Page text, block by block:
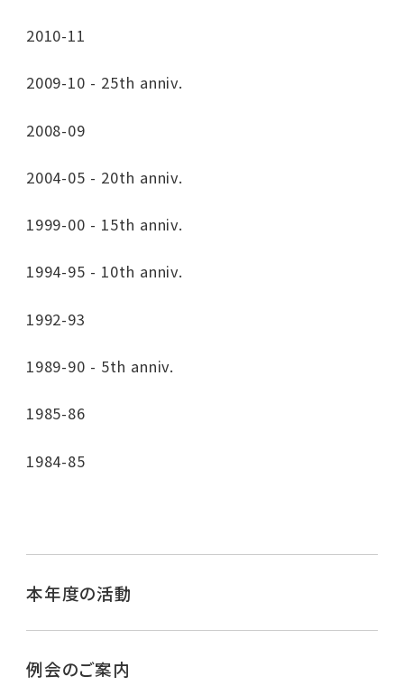
2010-11
2009-10 - 25th anniv.
2008-09
2004-05 - 20th anniv.
1999-00 - 15th anniv.
1994-95 - 10th anniv.
1992-93
1989-90 - 5th anniv.
1985-86
1984-85
本年度の活動
例会のご案内